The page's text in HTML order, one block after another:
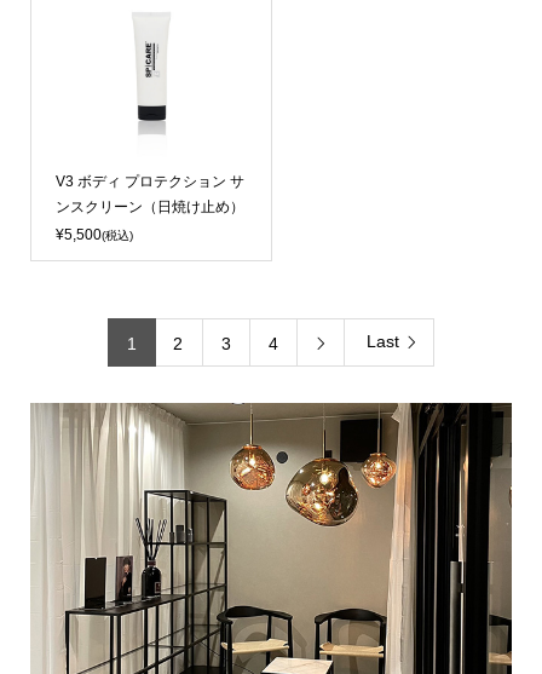
V3 ボディ プロテクション サ
ンスクリーン（日焼け止め）
¥5,500(税込)
1 2 3 4  Last